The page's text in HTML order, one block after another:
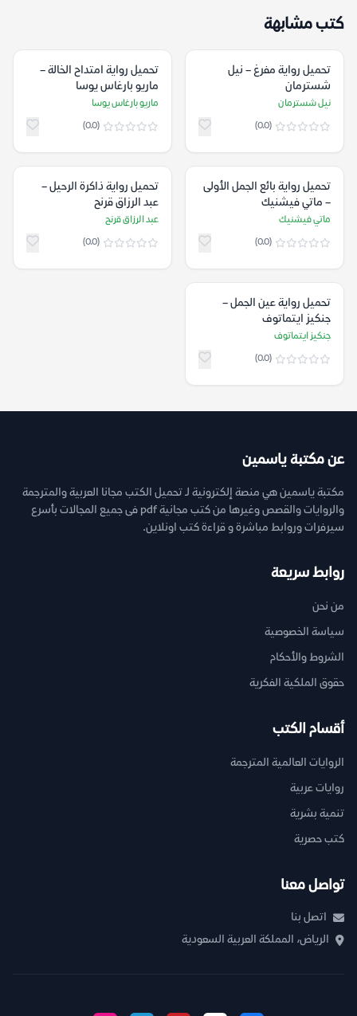
كتب مشابهة
تحميل رواية مفرغ – نيل
شسترمان
نيل شسترمان
(0.0)
تحميل رواية امتداح الخالة –
ماريو بارغاس يوسا
ماريو بارغاس يوسا
(0.0)
تحميل رواية بائع الجمل الأولى
– ماتي فيشنيك
ماتي فيشنيك
(0.0)
تحميل رواية ذاكرة الرحيل –
عبد الرزاق قرنح
عبد الرزاق قرنح
(0.0)
تحميل رواية عين الجمل –
جنكيز ايتماتوف
جنكيز ايتماتوف
(0.0)
عن مكتبة ياسمين
مكتبة ياسمين هي منصة إلكترونية لـ تحميل الكتب مجانا العربية والمترجمة
والروايات والقصص وغيرها من كتب مجانية pdf فى جميع المجالات بأسرع
سيرفرات وروابط مباشرة و قراءة كتب اونلاين.
روابط سريعة
من نحن
سياسة الخصوصية
الشروط والأحكام
حقوق الملكية الفكرية
أقسام الكتب
الروايات العالمية المترجمة
روايات عربية
تنمية بشرية
كتب حصرية
تواصل معنا
اتصل بنا
الرياض، المملكة العربية السعودية